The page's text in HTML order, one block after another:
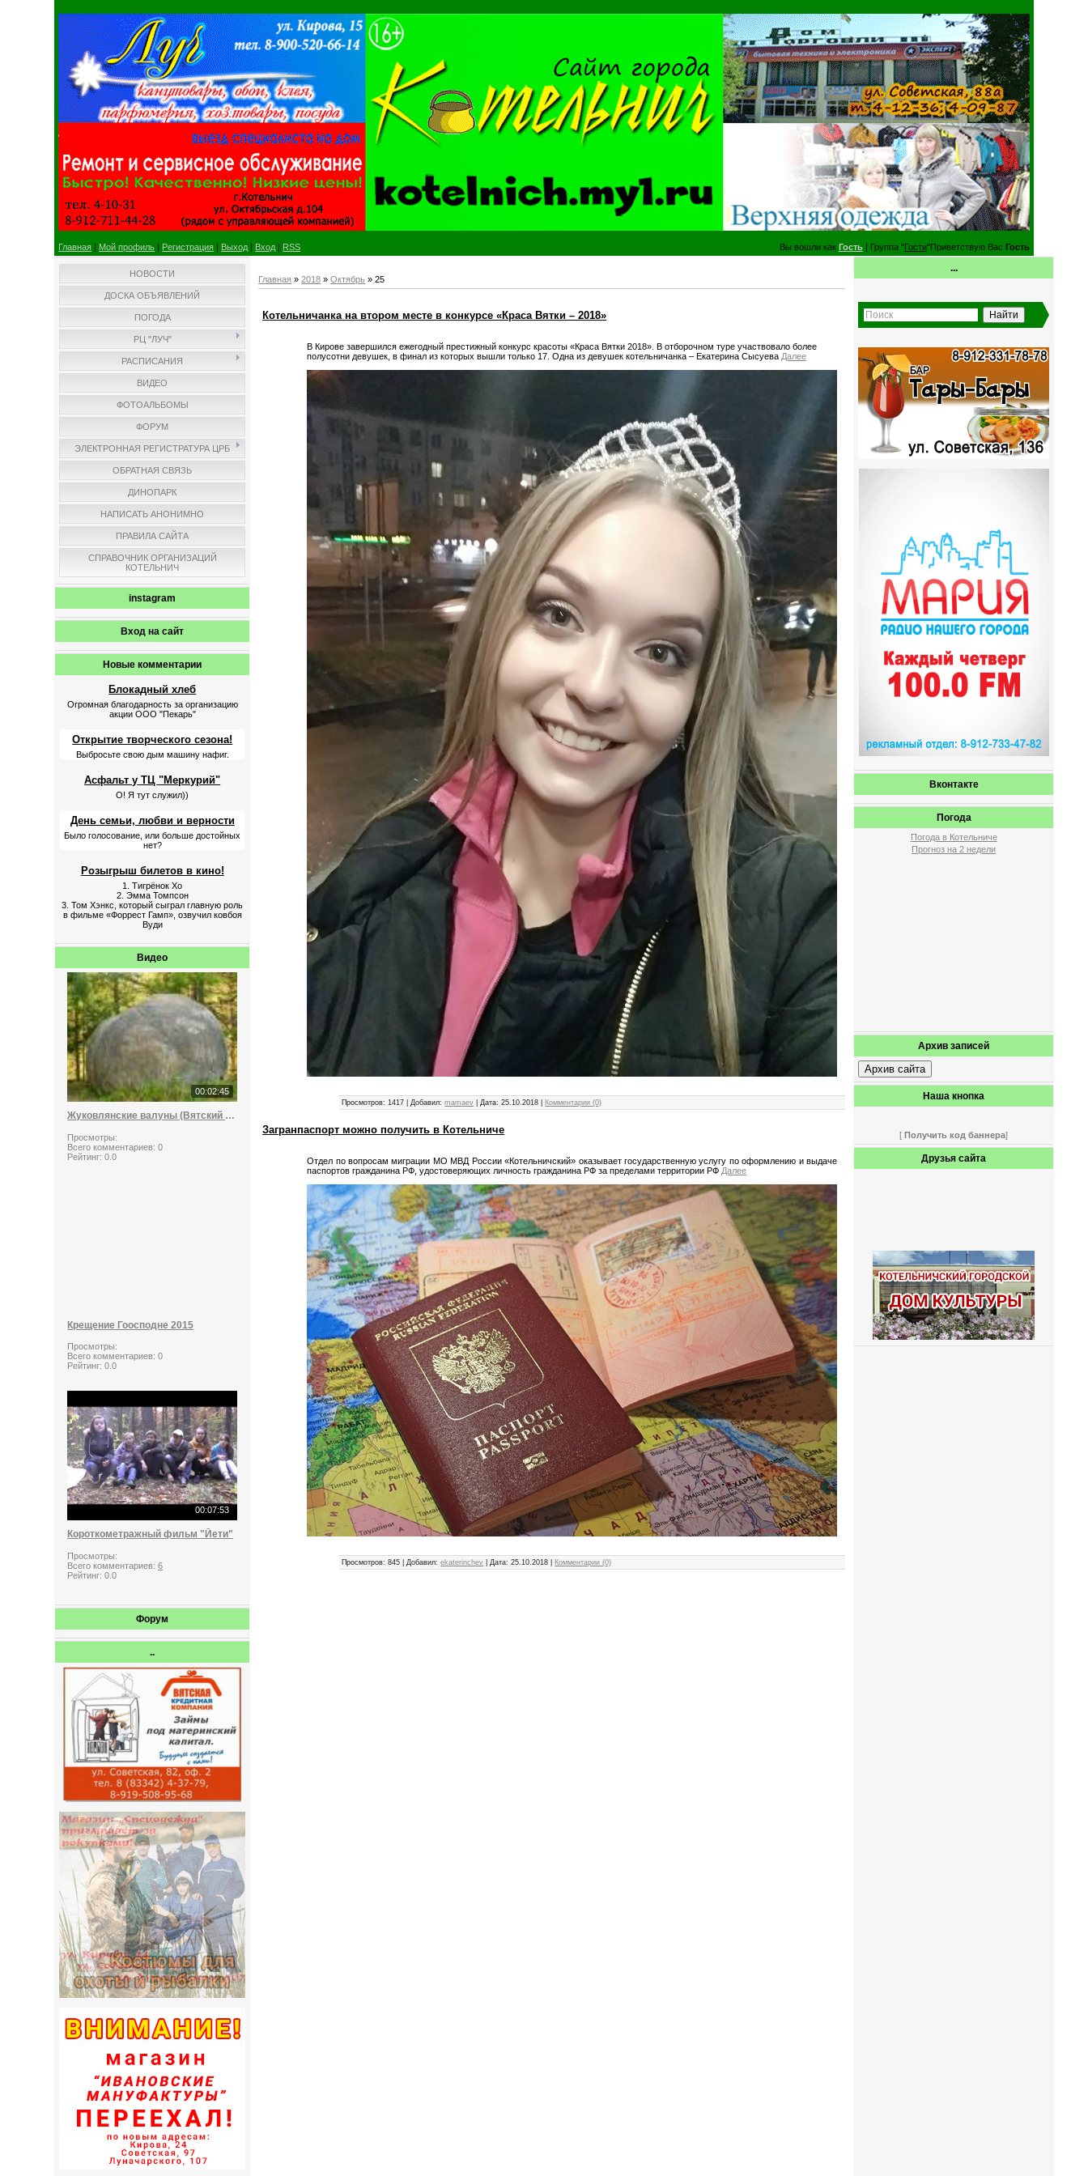
Главная | Мой профиль | Регистрация | Выход | Вход | RSS Вы вошли как Гость| Группа "Гости"Приветствую Вас Гость
НОВОСТИ
ДОСКА ОБЪЯВЛЕНИЙ
ПОГОДА
РЦ "ЛУЧ"
РАСПИСАНИЯ
ВИДЕО
ФОТОАЛЬБОМЫ
ФОРУМ
ЭЛЕКТРОННАЯ РЕГИСТРАТУРА ЦРБ
ОБРАТНАЯ СВЯЗЬ
ДИНОПАРК
НАПИСАТЬ АНОНИМНО
ПРАВИЛА САЙТА
СПРАВОЧНИК ОРГАНИЗАЦИЙ
КОТЕЛЬНИЧ
instagram
Вход на сайт
Новые комментарии
Блокадный хлеб
Огромная благодарность за организацию
акции ООО "Пекарь"
Открытие творческого сезона!
Выбросьте свою дым машину нафиг.
Асфальт у ТЦ "Меркурий"
О! Я тут служил))
День семьи, любви и верности
Было голосование, или больше достойных
нет?
Розыгрыш билетов в кино!
1. Тигрёнок Хо
2. Эмма Томпсон
3. Том Хэнкс, который сыграл главную роль
в фильме «Форрест Гамп», озвучил ковбоя
Вуди
Видео
00:02:45
Жуковлянские валуны (Вятский стоунхендж)
Просмотры:
Всего комментариев:0
Рейтинг:0.0
Крещение Гоосподне 2015
Просмотры:
Всего комментариев:0
Рейтинг:0.0
00:07:53
Короткометражный фильм "Йети"
Просмотры:
Всего комментариев:6
Рейтинг:0.0
Форум
..
Главная »2018 » Октябрь » 25
Котельничанка на втором месте в конкурсе «Краса Вятки – 2018»
В Кирове завершился ежегодный престижный конкурс красоты «Краса Вятки 2018». В отборочном туре участвовало более
полусотни девушек, в финал из которых вышли только 17. Одна из девушек котельничанка – Екатерина СысуеваДалее
Просмотров: 1417 | Добавил:mamaev | Дата:25.10.2018 Комментарии (0)
Загранпаспорт можно получить в Котельниче
Отдел по вопросам миграции МО МВД России «Котельничский» оказывает государственную услугу по оформлению и выдаче
паспортов гражданина РФ, удостоверяющих личность гражданина РФ за пределами территории РФДалее
Просмотров: 845 | Добавил:ekaterinchev | Дата:25.10.2018 Комментарии (0)
...
Вконтакте
Погода
Погода в Котельниче
Прогноз на 2 недели
Архив записей
Архив сайта
Наша кнопка
[ Получить код баннера]
Друзья сайта